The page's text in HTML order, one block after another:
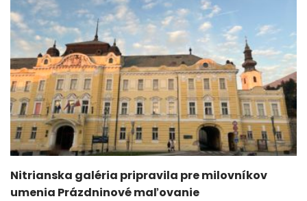
Nitrianska galéria pripravila pre milovníkov
umenia Prázdninové maľovanie